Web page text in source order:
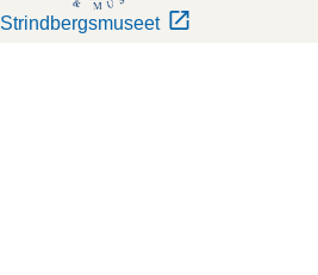
Strindbergsmuseet